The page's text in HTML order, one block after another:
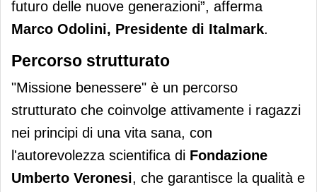
futuro delle nuove generazioni”, afferma
Marco Odolini, Presidente di Italmark.
Percorso strutturato
"Missione benessere" è un percorso
strutturato che coinvolge attivamente i ragazzi
nei principi di una vita sana, con
l'autorevolezza scientifica di Fondazione
Umberto Veronesi, che garantisce la qualità e